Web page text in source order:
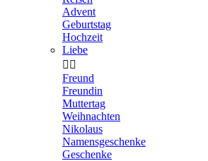
Advent
Geburtstag
Hochzeit
Liebe
 
Freund
Freundin
Muttertag
Weihnachten
Nikolaus
Namensgeschenke
Geschenke